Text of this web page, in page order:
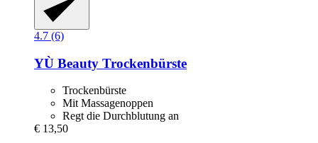
4.7 (6)
YÙ Beauty Trockenbürste
Trockenbürste
Mit Massagenoppen
Regt die Durchblutung an
€ 13,50